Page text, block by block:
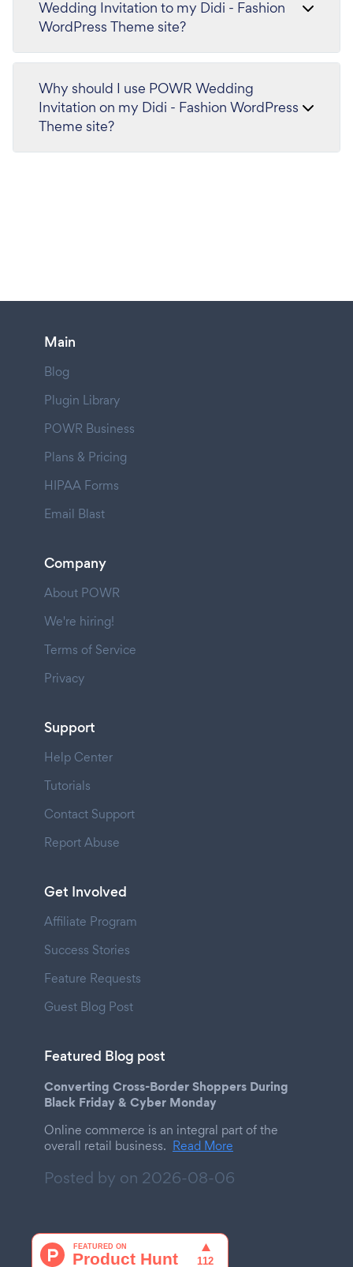
Wedding Invitation to my Didi - Fashion
WordPress Theme site?
Why should I use POWR Wedding
Invitation on my Didi - Fashion WordPress
Theme site?
Main
Blog
Plugin Library
POWR Business
Plans & Pricing
HIPAA Forms
Email Blast
Company
About POWR
We're hiring!
Terms of Service
Privacy
Support
Help Center
Tutorials
Contact Support
Report Abuse
Get Involved
Affiliate Program
Success Stories
Feature Requests
Guest Blog Post
Featured Blog post
Converting Cross-Border Shoppers During
Black Friday & Cyber Monday
Online commerce is an integral part of the
overall retail business. Read More
Posted by on 2026-08-06